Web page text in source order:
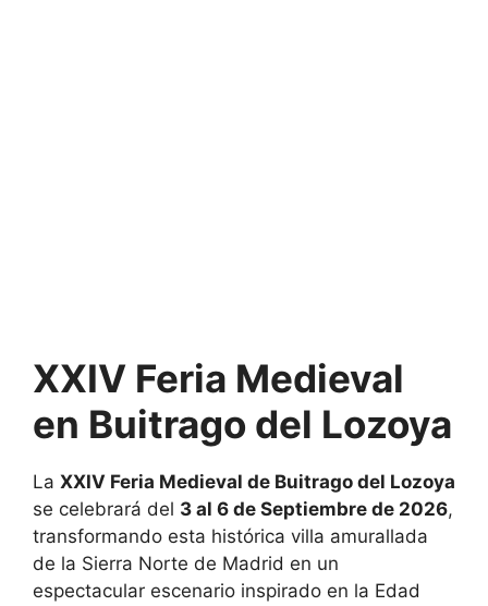
XXIV Feria Medieval
en Buitrago del Lozoya
La XXIV Feria Medieval de Buitrago del Lozoya
se celebrará del 3 al 6 de Septiembre de 2026,
transformando esta histórica villa amurallada
de la Sierra Norte de Madrid en un
espectacular escenario inspirado en la Edad